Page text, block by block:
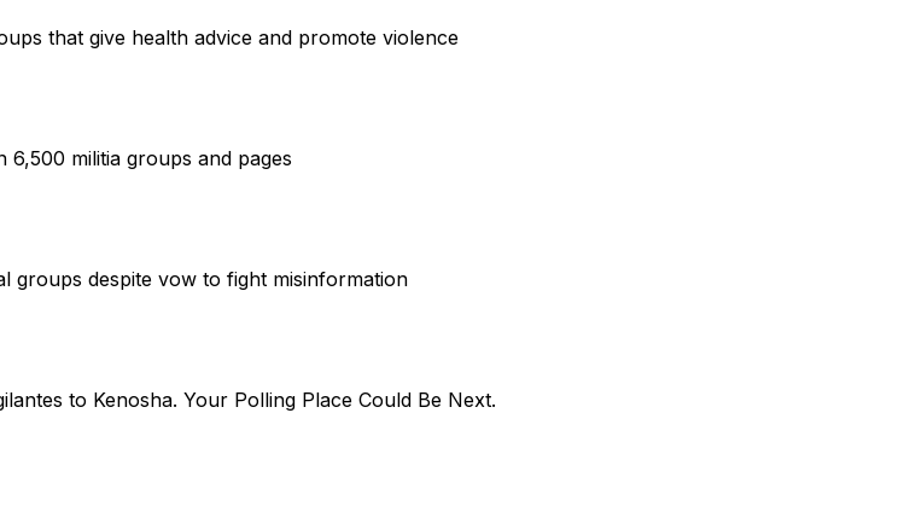
that give health advice and promote violence
militia groups and pages
groups despite vow to fight misinformation
to Kenosha. Your Polling Place Could Be Next.